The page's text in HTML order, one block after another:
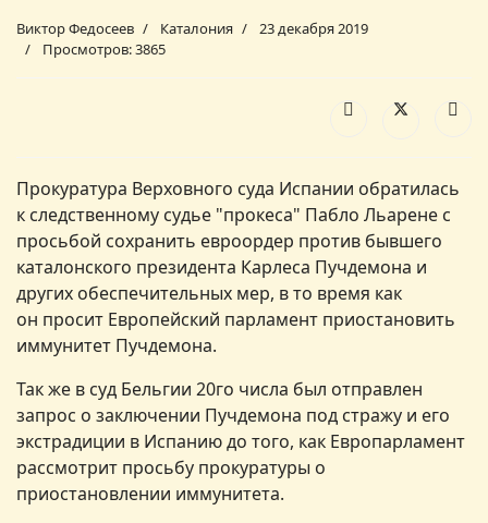
Виктор Федосеев Каталония
23 декабря 2019
Просмотров: 3865
Прокуратура Верховного суда Испании обратилась
к следственному судье "прокеса" Пабло Льарене с
просьбой сохранить евроордер против бывшего
каталонского президента Карлеса Пучдемона и
других обеспечительных мер, в то время как
он просит Европейский парламент приостановить
иммунитет Пучдемона.
Так же в суд Бельгии 20го числа был отправлен
запрос о заключении Пучдемона под стражу и его
экстрадиции в Испанию до того, как Европарламент
рассмотрит просьбу прокуратуры о
приостановлении иммунитета.